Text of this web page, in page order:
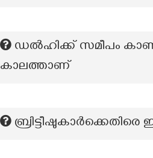
ഡൽഹിക്ക് സമീപം
കാലത്താണ്